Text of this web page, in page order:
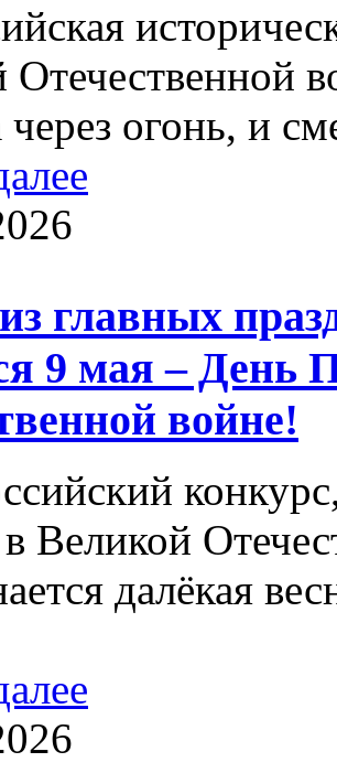
Отечественной
огонь, и
главных
9 мая – День
войне!
Великой
далёкая